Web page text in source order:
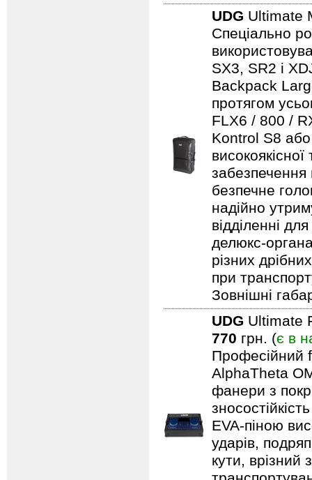
UDG Ultimate
Спеціально
SX3, SR2 і
Backpack
протягом
FLX6 / 800 /
Kontrol S8 або
забезпечення
безпечне
надійно
відділенні
делюкс-
різних
при
Зовнішні
UDG Ultimate
770 грн. (є в
Професійний
AlphaTheta
фанери з
EVA-піною
ударів,
кути,